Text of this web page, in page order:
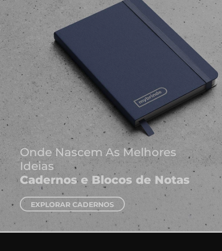
A Sua Marca, Mais
Brindes Ecológicos
EXPLORAR BRINDES ECOLÓGICOS